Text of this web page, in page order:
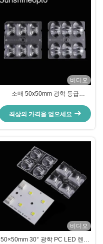
비디오
소매 50x50mm 광학 등급
최상의 가격을 얻으세요
비디오
50×50mm 30° 광학 PC LED 렌즈